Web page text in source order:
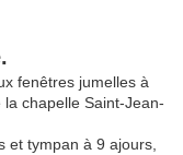
fenêtres jumelles à
chapelle Saint-Jean-
et tympan à 9 ajours,